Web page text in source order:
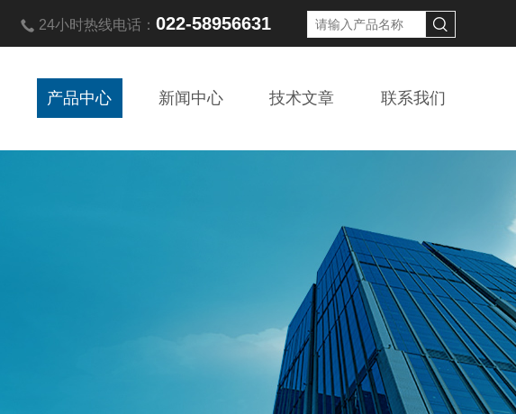
24小时热线电话： 022-58956631
产品中心 新闻中心 技术文章 联系我们